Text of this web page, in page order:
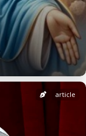
article